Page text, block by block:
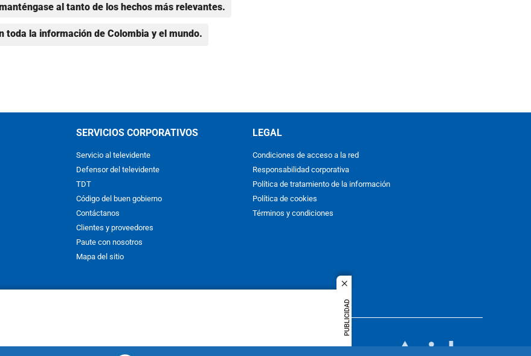
close
PUBLICIDAD
al tanto de los hechos más relevantes.
toda la información de Colombia y el mundo.
SERVICIOS CORPORATIVOS
Servicio al televidente
Defensor del televidente
TDT
Código del buen gobierno
Contáctanos
Clientes y proveedores
Paute con nosotros
Mapa del sitio
LEGAL
Condiciones de acceso a la red
Responsabilidad corporativa
Política de tratamiento de la información
Política de cookies
Términos y condiciones
su reproducción total o parcial, así como su traducción a cualquier idioma